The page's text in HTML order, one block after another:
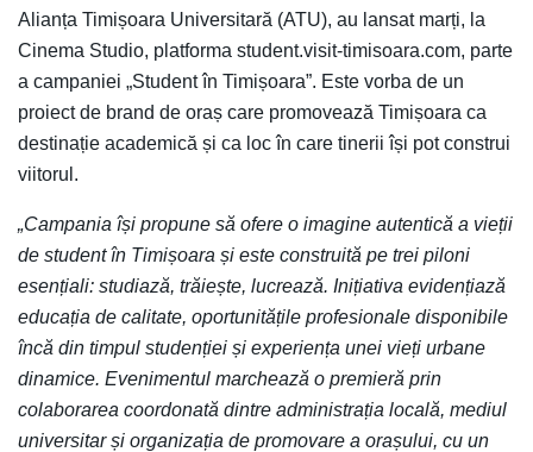
Alianța Timișoara Universitară (ATU), au lansat marți, la
Cinema Studio, platforma student.visit-timisoara.com, parte
a campaniei „Student în Timișoara”. Este vorba de un
proiect de brand de oraș care promovează Timișoara ca
destinație academică și ca loc în care tinerii își pot construi
viitorul.
„Campania își propune să ofere o imagine autentică a vieții
de student în Timișoara și este construită pe trei piloni
esențiali: studiază, trăiește, lucrează. Inițiativa evidențiază
educația de calitate, oportunitățile profesionale disponibile
încă din timpul studenției și experiența unei vieți urbane
dinamice. Evenimentul marchează o premieră prin
colaborarea coordonată dintre administrația locală, mediul
universitar și organizația de promovare a orașului, cu un